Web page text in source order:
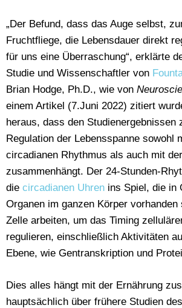
„Der Befund, dass das Auge selbst,
Fruchtfliege, die Lebensdauer direkt
für uns eine Überraschung“, erklärte
Studie und Wissenschaftler von
Brian Hodge, Ph.D., wie von
einem Artikel (7.Juni 2022) zitiert
heraus, dass den Studienergebnissen
Regulation der Lebensspanne sowohl
circadianen Rhythmus als auch mit
zusammenhängt. Der 24-Stunden-
die circadianen Uhren ins Spiel, die in
Organen im ganzen Körper vorhanden
Zelle arbeiten, um das Timing
regulieren, einschließlich Aktivitäten
Ebene, wie Gentranskription und
Dies alles hängt mit der Ernährung
hauptsächlich über frühere Studien